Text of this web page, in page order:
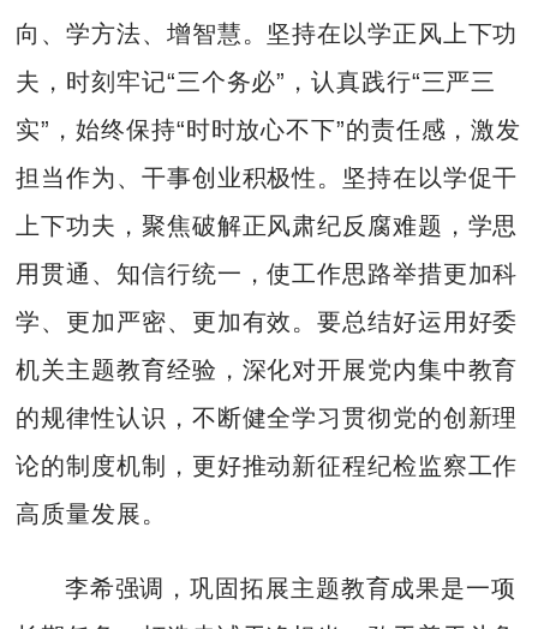
向、学方法、增智慧。坚持在以学正风上下功
夫，时刻牢记“三个务必”，认真践行“三严三
实”，始终保持“时时放心不下”的责任感，激发
担当作为、干事创业积极性。坚持在以学促干
上下功夫，聚焦破解正风肃纪反腐难题，学思
用贯通、知信行统一，使工作思路举措更加科
学、更加严密、更加有效。要总结好运用好委
机关主题教育经验，深化对开展党内集中教育
的规律性认识，不断健全学习贯彻党的创新理
论的制度机制，更好推动新征程纪检监察工作
高质量发展。
李希强调，巩固拓展主题教育成果是一项